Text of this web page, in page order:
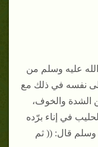
عليه وسلم من
نفسه في ذلك مع
الشدة والخوف،
في إناء برّده
وسلم قال: (( ثم